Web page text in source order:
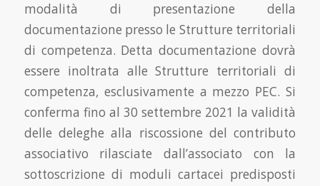
modalità di presentazione della
documentazione presso le Strutture territoriali
di competenza. Detta documentazione dovrà
essere inoltrata alle Strutture territoriali di
competenza, esclusivamente a mezzo PEC. Si
conferma fino al 30 settembre 2021 la validità
delle deleghe alla riscossione del contributo
associativo rilasciate dall’associato con la
sottoscrizione di moduli cartacei predisposti